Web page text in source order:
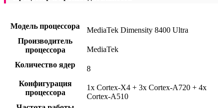
Модель процессора
MediaTek Dimensity 8400 Ultra
Производитель
процессора
MediaTek
Количество ядер
8
Конфигурация
процессора
1x Cortex-X4 + 3x Cortex-A720 + 4x
Cortex-A510